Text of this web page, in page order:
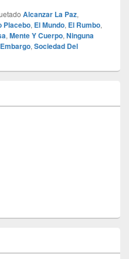
Alcanzar La Paz,
Placebo, El Mundo, El Rumbo,
, Mente Y Cuerpo, Ninguna
, Sociedad Del